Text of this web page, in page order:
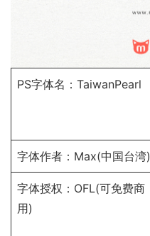
PS字体名：TaiwanPearl
字体作者：Max(中国台湾)
字体授权： OFL(可免费商
用)